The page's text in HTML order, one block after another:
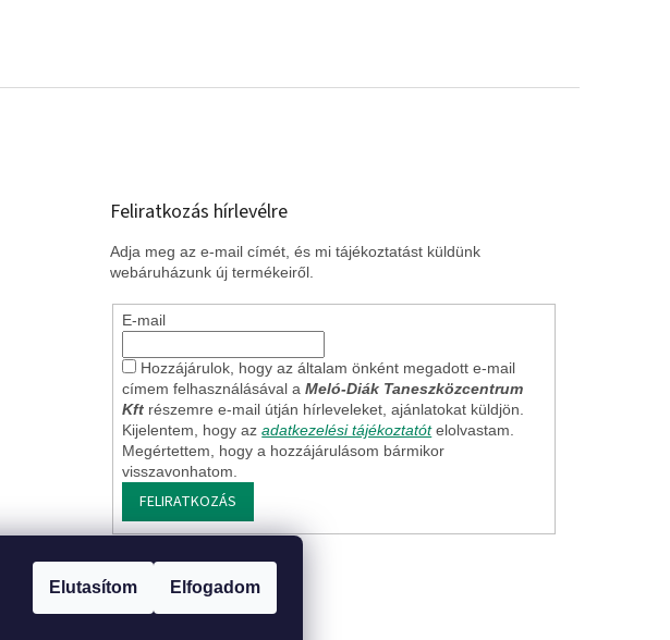
Elutasítom Elfogadom
Feliratkozás hírlevélre
Adja meg az e-mail címét, és mi tájékoztatást küldünk
webáruházunk új termékeiről.
E-mail
Hozzájárulok, hogy az általam önként megadott e-mail
címem felhasználásával aMeló-Diák Taneszközcentrum
Kft részemre e-mail útján hírleveleket, ajánlatokat küldjön.
Kijelentem, hogy azadatkezelési tájékoztatót elolvastam.
Megértettem, hogy a hozzájárulásom bármikor
visszavonhatom.
FELIRATKOZÁS
* Üzleti feltételek ÁSZF * Jogi nyilatkozat